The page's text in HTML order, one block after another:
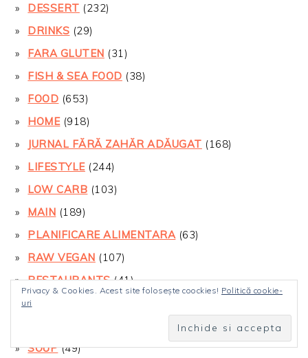
DESSERT (232)
DRINKS (29)
FARA GLUTEN (31)
FISH & SEA FOOD (38)
FOOD (653)
HOME(918)
JURNAL FĂRĂ ZAHĂR ADĂUGAT (168)
LIFESTYLE(244)
LOW CARB (103)
MAIN (189)
PLANIFICARE ALIMENTARA (63)
RAW VEGAN (107)
RESTAURANTS(41)
SALAD
SOUP(49)
Privacy & Cookies. Acest site folosește coockies! Politică cookie-
uri